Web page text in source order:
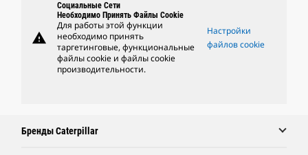
warning
Социальные Сети
Необходимо Принять Файлы Cookie
Для работы этой функции
необходимо принять
таргетинговые, функциональные
файлы cookie и файлы cookie
производительности.
Настройки
файлов cookie
Бренды Caterpillar